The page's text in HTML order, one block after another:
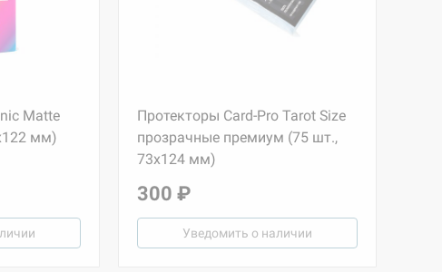
Matte
мм)
Протекторы Card-Pro Tarot Size
прозрачные премиум (75 шт.,
73x124 мм)
300 ₽
Уведомить о наличии